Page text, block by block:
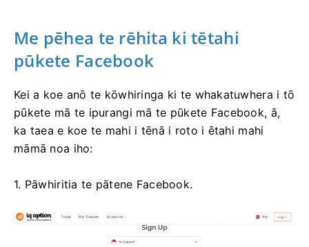
Me pēhea te rēhita ki tētahi
pūkete Facebook
Kei a koe anō te kōwhiringa ki te whakatuwhera i tō
pūkete mā te ipurangi mā te pūkete Facebook, ā,
ka taea e koe te mahi i tēnā i roto i ētahi mahi
māmā noa iho:
1. Pāwhiritia te pātene Facebook.